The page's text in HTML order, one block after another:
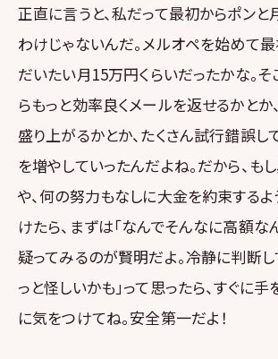
正直に言うと、私だって最初からポン
わけじゃないんだ。メルオペを始めて
だいたい月15万円くらいだったかな。そ
らもっと効率良くメールを返せるかと
盛り上がるかとか、たくさん試行錯誤し
を増やしていったんだよね。だから、も
や、何の努力もなしに大金を約束する
けたら、まずは「なんでそんなに高額な
疑ってみるのが賢明だよ。冷静に判断し
っと怪しいかも」って思ったら、すぐに
に気をつけてね。安全第一だよ！